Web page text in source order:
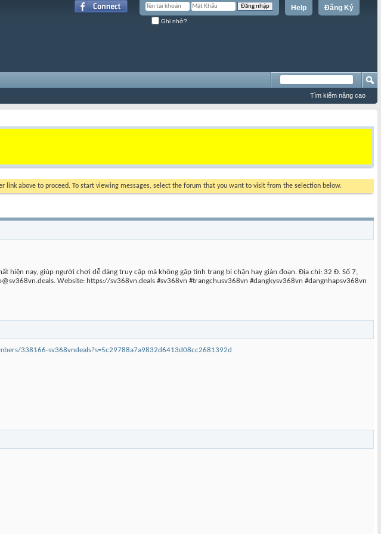
Đăng Ký
Help
Ghi nhớ?
Tìm kiếm nâng cao
link above to proceed. To start viewing messages, select the forum that you want to visit from the selection below.
hiện nay, giúp người chơi dễ dàng truy cập mà không gặp tình trạng bị chặn hay gián đoạn. Địa chỉ: 32 Đ. Số 7,
Website: https://sv368vn.deals #sv368vn #trangchusv368vn #dangkysv368vn #dangnhapsv368vn
338166-sv368vndeals?s=5c29788a7a9832d6413d08cc2681392d